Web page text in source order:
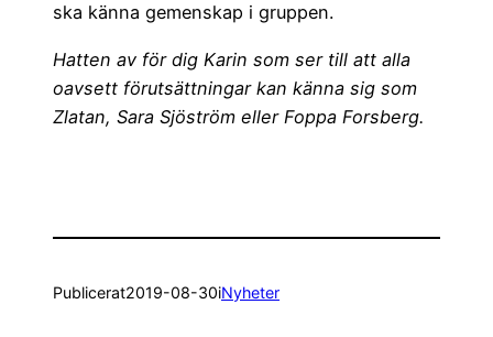
ska känna gemenskap i gruppen.
Hatten av för dig Karin som ser till att alla
oavsett förutsättningar kan känna sig som
Zlatan, Sara Sjöström eller Foppa Forsberg.
Publicerat2019-08-30iNyheter